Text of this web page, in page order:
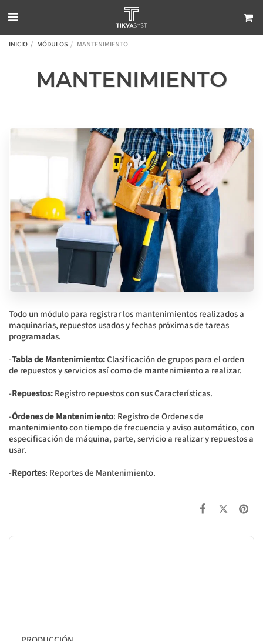
INICIO MÓDULOS MANTENIMIENTO
MANTENIMIENTO
Todo un módulo para registrar los mantenimientos realizados a
maquinarias, repuestos usados y fechas próximas de tareas
programadas.
-Tabla de Mantenimiento:Clasificación de grupos para el orden
de repuestos y servicios así como de mantenimiento a realizar.
-Repuestos:Registro repuestos con sus Características.
-Órdenes de Mantenimiento: Registro de Ordenes de
mantenimiento con tiempo de frecuencia y aviso automático, con
especificación de máquina, parte, servicio a realizar y repuestos a
usar.
-Reportes: Reportes de Mantenimiento.